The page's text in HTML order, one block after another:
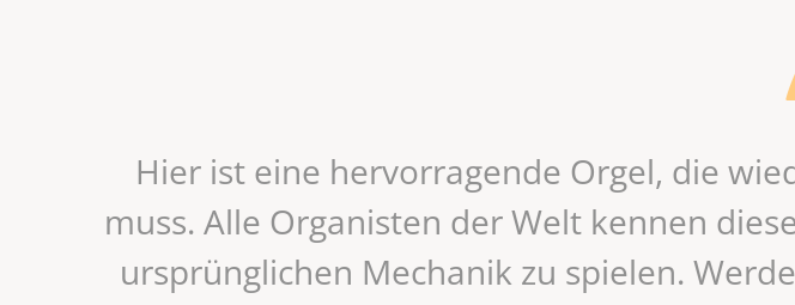
Hier ist eine hervorragende Orgel, die
muss. Alle Organisten der Welt kennen
ursprünglichen Mechanik zu spielen.